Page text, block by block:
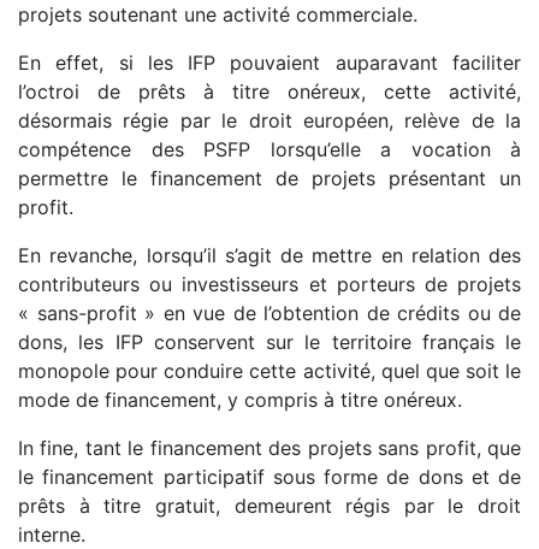
projets soutenant une activité commerciale.
En effet, si les IFP pouvaient auparavant faciliter
l’octroi de prêts à titre onéreux, cette activité,
désormais régie par le droit européen, relève de la
compétence des PSFP lorsqu’elle a vocation à
permettre le financement de projets présentant un
profit.
En revanche, lorsqu’il s’agit de mettre en relation des
contributeurs ou investisseurs et porteurs de projets
« sans-profit » en vue de l’obtention de crédits ou de
dons, les IFP conservent sur le territoire français le
monopole pour conduire cette activité, quel que soit le
mode de financement, y compris à titre onéreux.
In fine, tant le financement des projets sans profit, que
le financement participatif sous forme de dons et de
prêts à titre gratuit, demeurent régis par le droit
interne.